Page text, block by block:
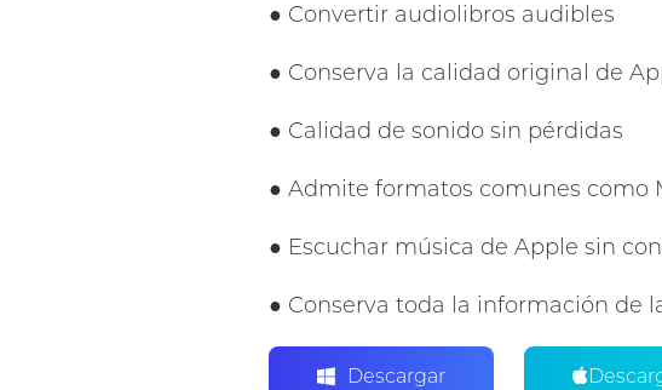
● Convertir audiolibros audibles
● Conserva la calidad original de
● Calidad de sonido sin pérdidas
● Admite formatos comunes como
● Escuchar música de Apple sin
● Conserva toda la información de
Descargar